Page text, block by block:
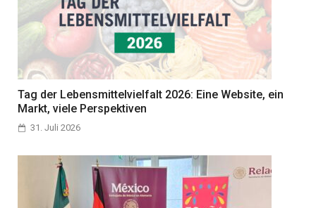
Tag der Lebensmittelvielfalt 2026: Eine Website, ein
Markt, viele Perspektiven
31. Juli 2026